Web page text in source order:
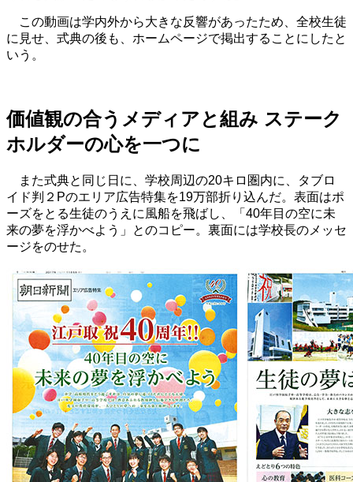
この動画は学内外から大きな反響があったため、全校生徒
に見せ、式典の後も、ホームページで掲出することにしたと
いう。
価値観の合うメディアと組み ステーク
ホルダーの心を一つに
また式典と同じ日に、学校周辺の20キロ圏内に、タブロ
イド判２Pのエリア広告特集を19万部折り込んだ。表面はポ
ーズをとる生徒のうえに風船を飛ばし、「40年目の空に未
来の夢を浮かべよう」とのコピー。裏面には学校長のメッセ
ージをのせた。